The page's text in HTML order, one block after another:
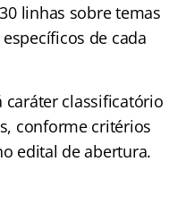
linhas sobre temas
de cada
caráter classificatório
conforme critérios
edital de abertura.